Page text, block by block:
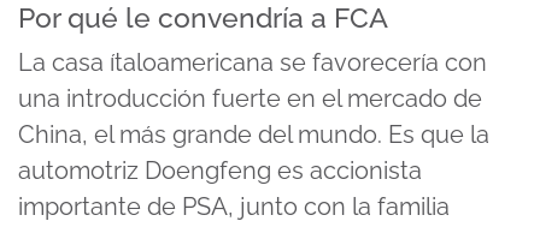
Por qué le convendría a FCA
La casa ítaloamericana se favorecería con
una introducción fuerte en el mercado de
China, el más grande del mundo. Es que la
automotriz Doengfeng es accionista
importante de PSA, junto con la familia